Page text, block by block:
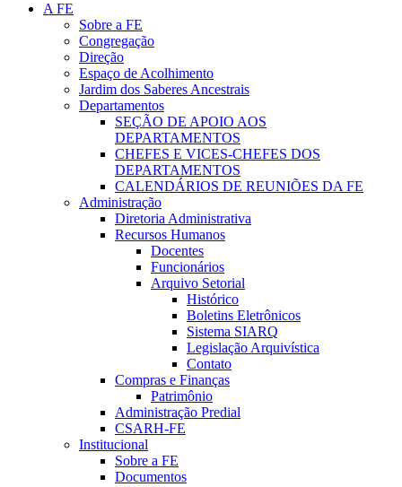
A FE
Sobre a FE
Congregação
Direção
Espaço de Acolhimento
Jardim dos Saberes Ancestrais
Departamentos
SEÇÃO DE APOIO AOS
DEPARTAMENTOS
CHEFES E VICES-CHEFES DOS
DEPARTAMENTOS
CALENDÁRIOS DE REUNIÕES DA FE
Administração
Diretoria Administrativa
Recursos Humanos
Docentes
Funcionários
Arquivo Setorial
Histórico
Boletins Eletrônicos
Sistema SIARQ
Legislação Arquivística
Contato
Compras e Finanças
Patrimônio
Administração Predial
CSARH-FE
Institucional
Sobre a FE
Documentos